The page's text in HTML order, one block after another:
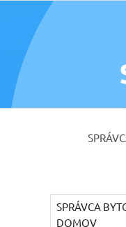
SPRÁVCA
DOMOV